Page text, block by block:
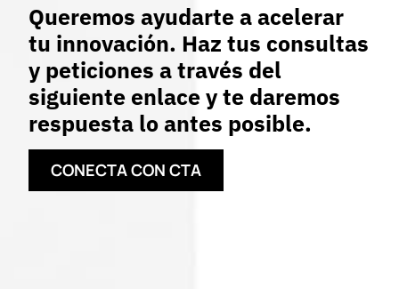
Queremos ayudarte a acelerar
tu innovación. Haz tus consultas
y peticiones a través del
siguiente enlace y te daremos
respuesta lo antes posible.
CONECTA CON CTA